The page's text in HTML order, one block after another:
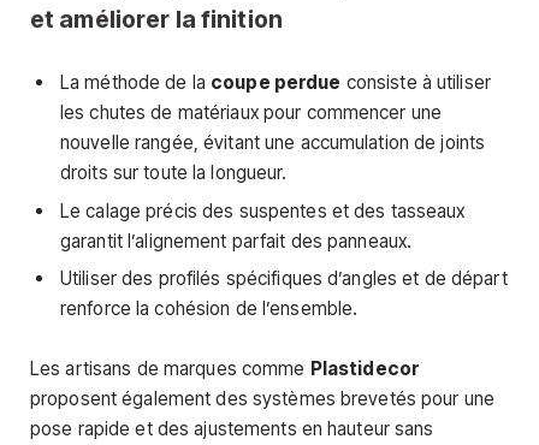
et améliorer la finition
La méthode de la coupe perdue consiste à utiliser
les chutes de matériaux pour commencer une
nouvelle rangée, évitant une accumulation de joints
droits sur toute la longueur.
Le calage précis des suspentes et des tasseaux
garantit l’alignement parfait des panneaux.
Utiliser des profilés spécifiques d’angles et de départ
renforce la cohésion de l’ensemble.
Les artisans de marques comme Plastidecor
proposent également des systèmes brevetés pour une
pose rapide et des ajustements en hauteur sans